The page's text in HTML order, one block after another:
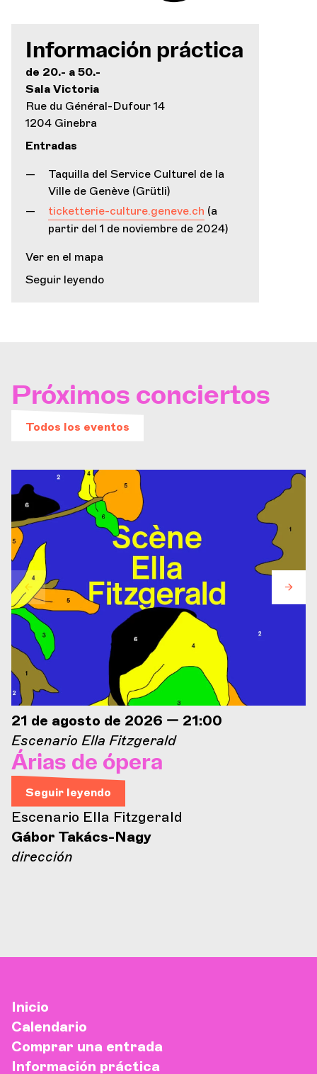
Información práctica
de 20.- a 50.-
Sala Victoria
Rue du Général-Dufour 14
1204 Ginebra
Entradas
Taquilla del Service Culturel de la
Ville de Genève (Grütli)
ticketterie-culture.geneve.ch (a
partir del 1 de noviembre de 2024)
Ver en el mapa
Seguir leyendo
Próximos conciertos
Todos los eventos
21 de agosto de 2026 — 21:00
Escenario Ella Fitzgerald
Árias de ópera
Seguir leyendo
Escenario Ella Fitzgerald
Gábor Takács-Nagy
dirección
Inicio
Calendario
Comprar una entrada
Información práctica